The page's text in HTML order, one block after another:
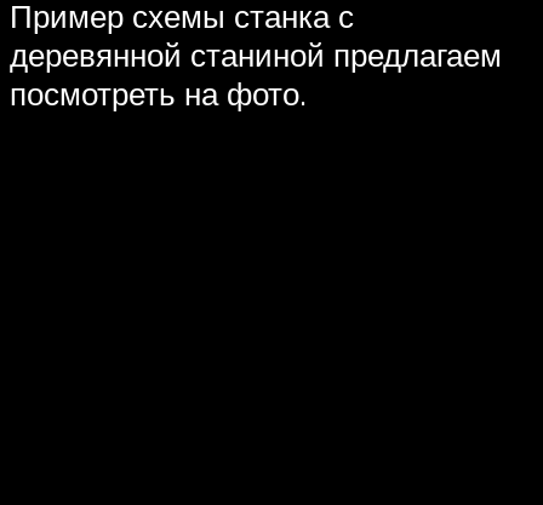
Пример схемы станка с
деревянной станиной предлагаем
посмотреть на фото.